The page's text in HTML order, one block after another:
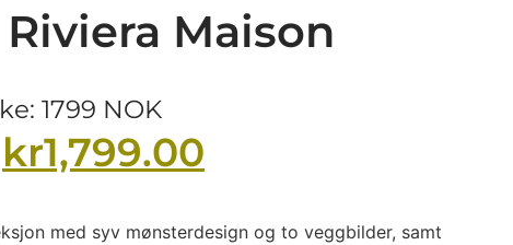
Maison
1799 NOK
kr1,799.00
med syv mønsterdesign og to veggbilder, samt